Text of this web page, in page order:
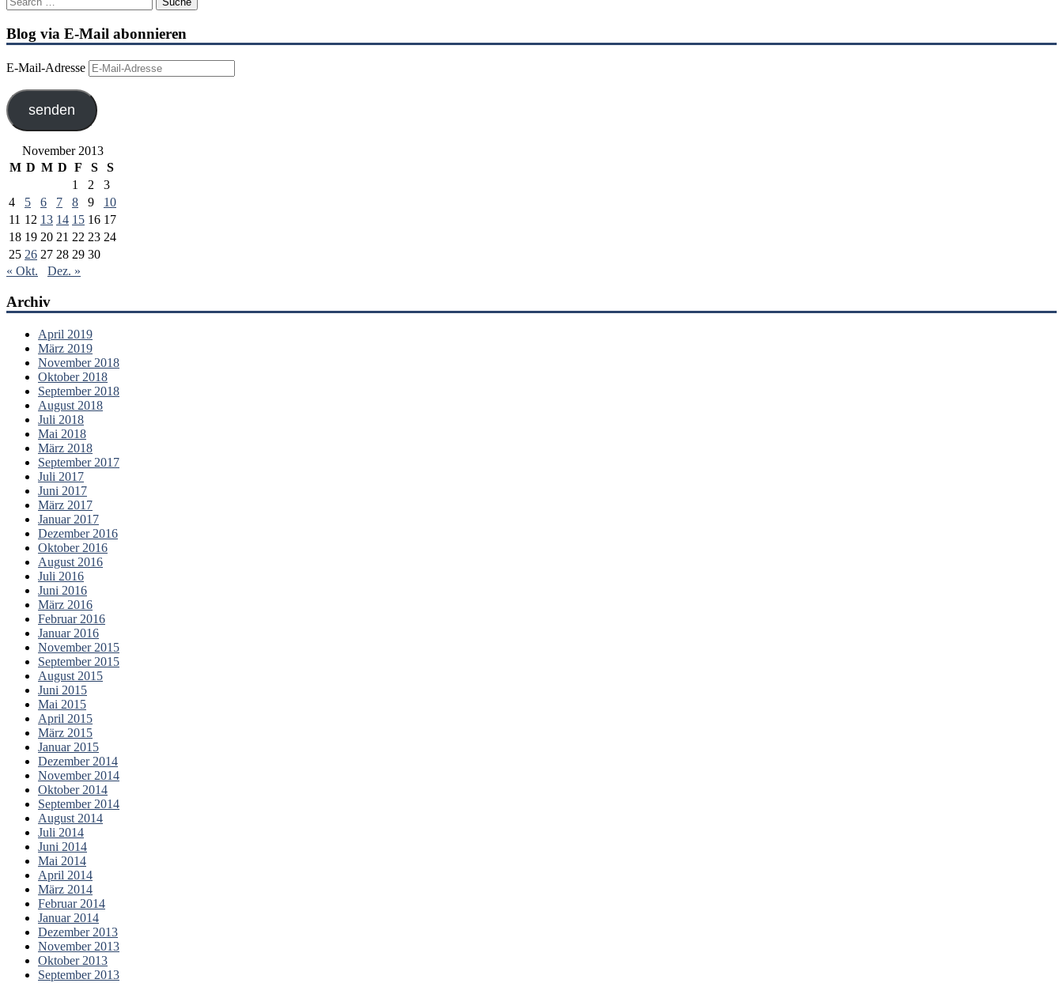
Blog via E-Mail abonnieren
E-Mail-Adresse
senden
November 2013
M D M D F S
S
1
2
3
4
5 6 7 8 9
10
11 12 13 14 15 16 17
18 19 20 21 22 23 24
25 26 27 28 29 30
« Okt.
Dez. »
Archiv
April 2019
März 2019
November 2018
Oktober 2018
September 2018
August 2018
Juli 2018
Mai 2018
März 2018
September 2017
Juli 2017
Juni 2017
März 2017
Januar 2017
Dezember 2016
Oktober 2016
August 2016
Juli 2016
Juni 2016
März 2016
Februar 2016
Januar 2016
November 2015
September 2015
August 2015
Juni 2015
Mai 2015
April 2015
März 2015
Januar 2015
Dezember 2014
November 2014
Oktober 2014
September 2014
August 2014
Juli 2014
Juni 2014
Mai 2014
April 2014
März 2014
Februar 2014
Januar 2014
Dezember 2013
November 2013
Oktober 2013
September 2013